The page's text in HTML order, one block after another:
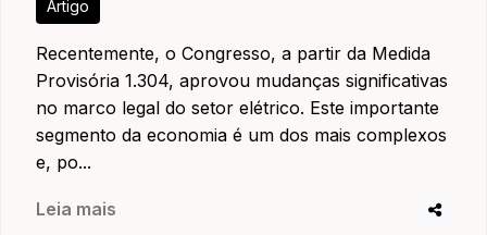
Artigo
Recentemente, o Congresso, a partir da Medida
Provisória 1.304, aprovou mudanças significativas
no marco legal do setor elétrico. Este importante
segmento da economia é um dos mais complexos
e, po...
Leia mais